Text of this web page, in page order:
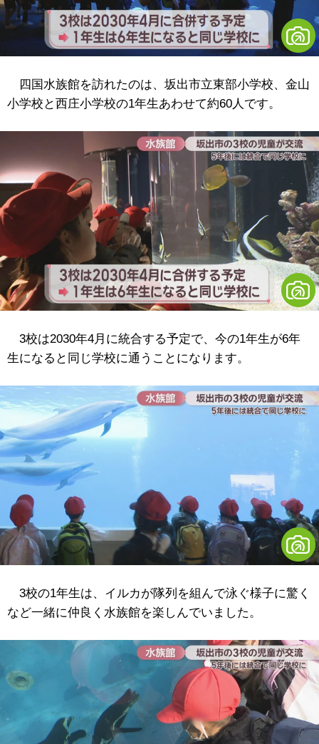
四国水族館を訪れたのは、坂出市立東部小学校、金山
小学校と西庄小学校の1年生あわせて約60人です。
3校は2030年4月に統合する予定で、今の1年生が6年
生になると同じ学校に通うことになります。
3校の1年生は、イルカが隊列を組んで泳ぐ様子に驚く
など一緒に仲良く水族館を楽しんでいました。